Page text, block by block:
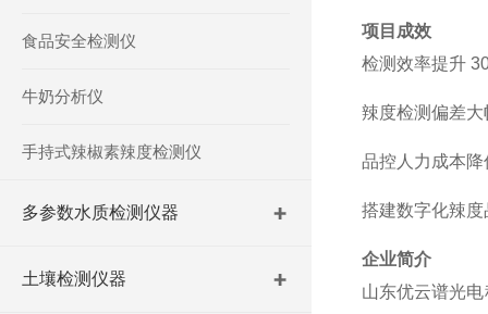
项目成效
检测效率提升
辣度检测偏差
品控人力成本降
搭建数字化辣
企业简介
山东优云谱光
食品安全检测仪
牛奶分析仪
手持式辣椒素辣度检测仪
多参数水质检测仪器
土壤检测仪器